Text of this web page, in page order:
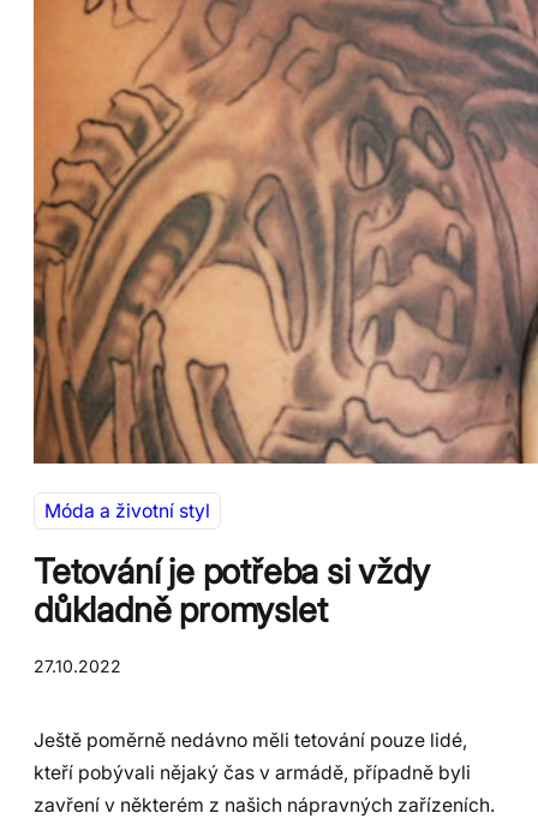
Móda a životní styl
Tetování je potřeba si vždy
důkladně promyslet
27.10.2022
Ještě poměrně nedávno měli tetování pouze lidé,
kteří pobývali nějaký čas v armádě, případně byli
zavření v některém z našich nápravných zařízeních.